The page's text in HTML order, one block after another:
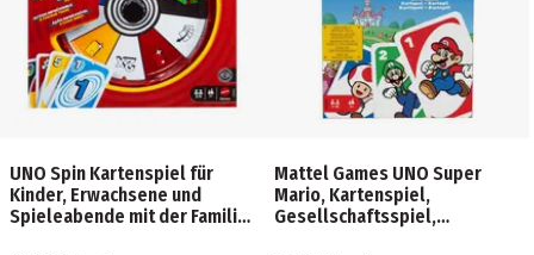
UNO Spin Kartenspiel für
Kinder, Erwachsene und
Spieleabende mit der Familie,
Mattel Games UNO Super
Mario, Kartenspiel,
Gesellschaftsspiel,